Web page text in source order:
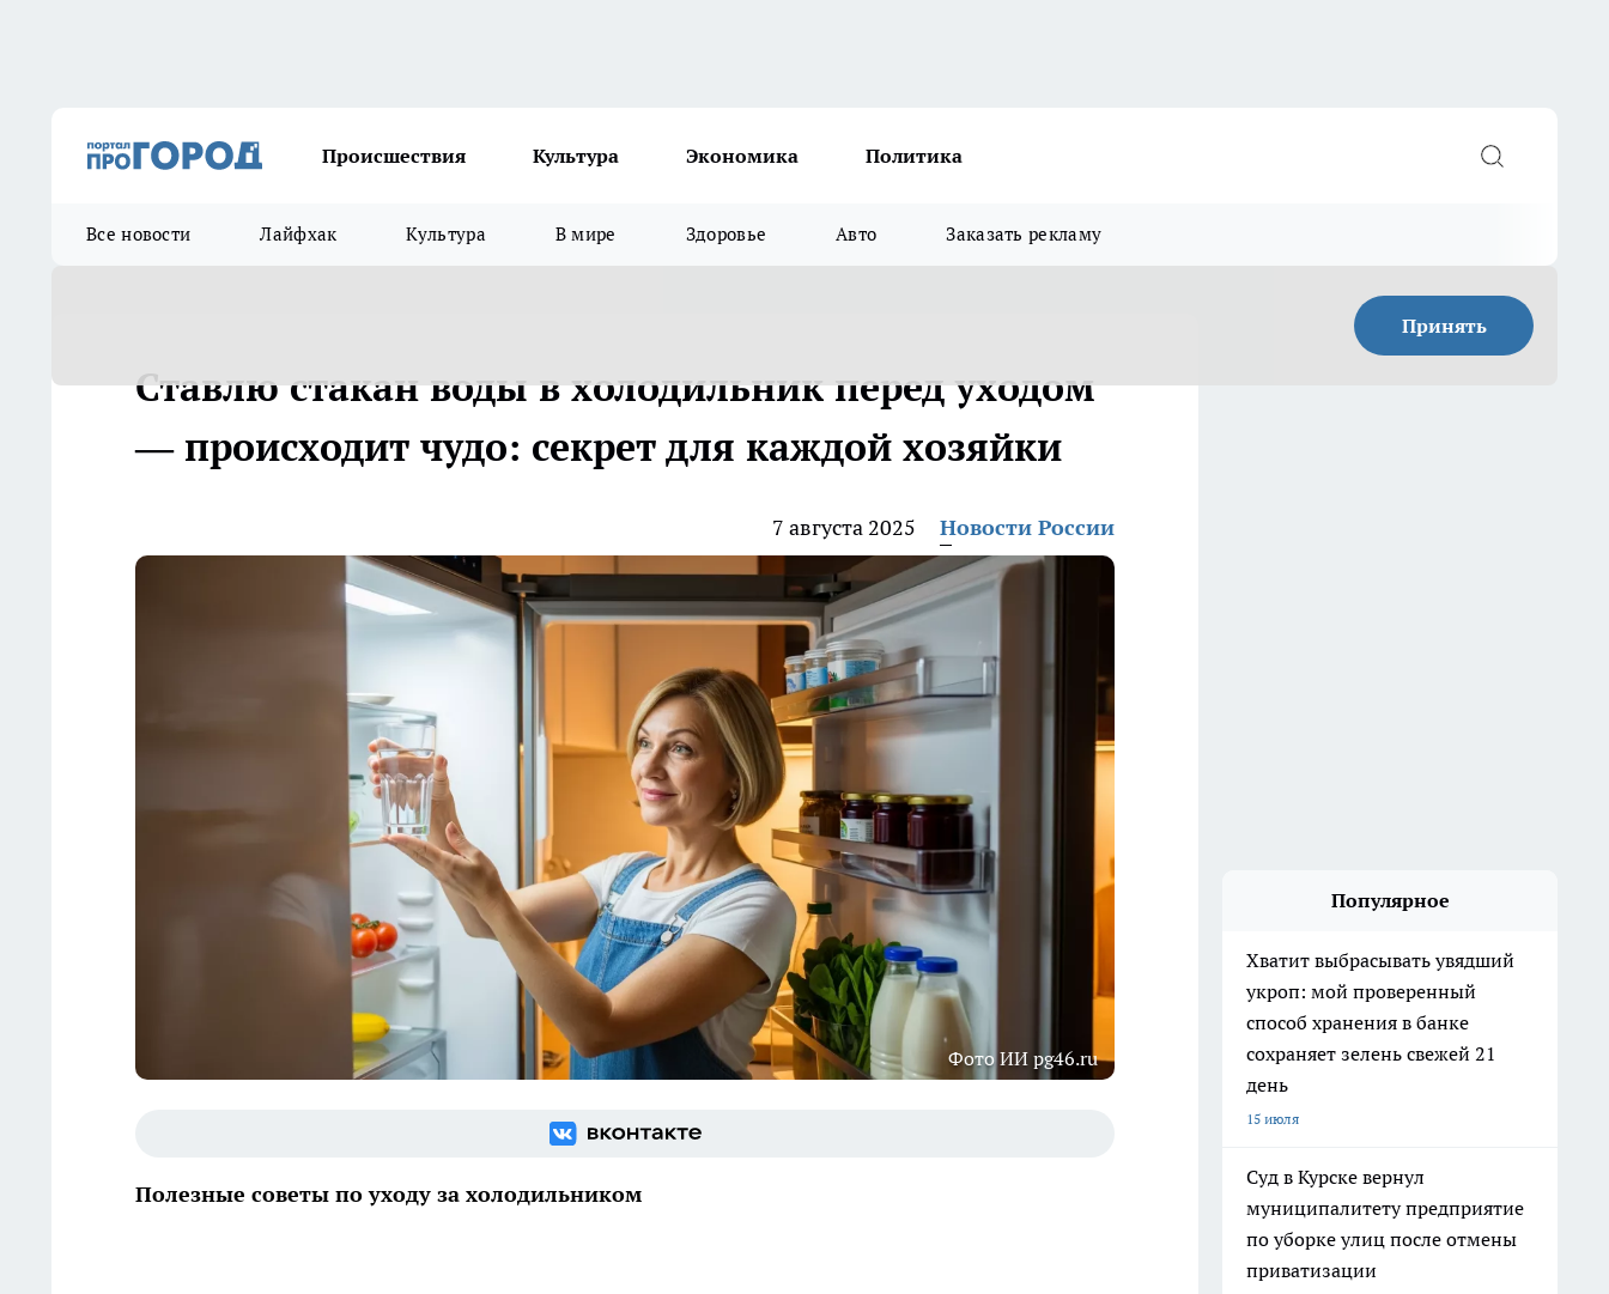
Происшествия Культура Экономика Политика
Все новости Лайфхак Культура В мире Здоровье Авто Заказать рекламу
Принять
Ставлю стакан воды в холодильник перед уходом
— происходит чудо: секрет для каждой хозяйки
7 августа 2025 Новости России
Фото ИИ pg46.ru
Полезные советы по уходу за холодильником
Популярное
Хватит выбрасывать увядший
укроп: мой проверенный
способ хранения в банке
сохраняет зелень свежей 21
день
15 июля
Суд в Курске вернул
муниципалитету предприятие
по уборке улиц после отмены
приватизации